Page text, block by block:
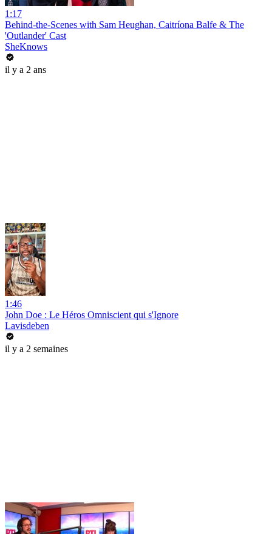
1:17
Behind-the-Scenes with Sam Heughan, Caitríona Balfe & The
'Outlander' Cast
SheKnows
il y a 2 ans
1:46
John Doe : Le Héros Omniscient qui s'Ignore
Lavisdeben
il y a 2 semaines